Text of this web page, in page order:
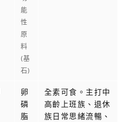
能
性
原
料
(基
石)
卵
磷
脂
全素可食。主打中
高齡上班族、退休
族日常思緒流暢、